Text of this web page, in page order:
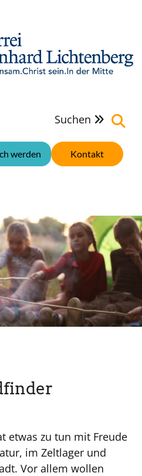
Suchen 
Kontakt
werden
etwas zu tun mit Freude
im Zeltlager und
Vor allem wollen